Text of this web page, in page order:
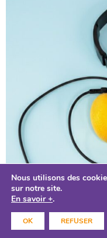
Nous utilisons des
sur notre site.
En savoir +.
OK REFUSER